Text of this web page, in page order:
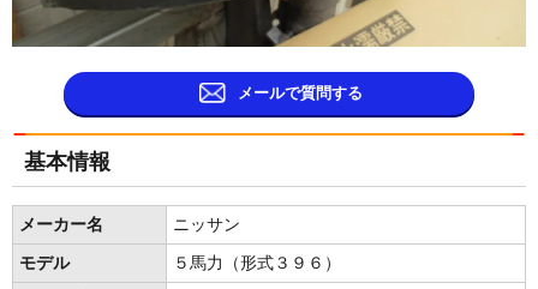
メールで質問する
基本情報
メーカー名 ニッサン
モデル ５馬力（形式３９６）